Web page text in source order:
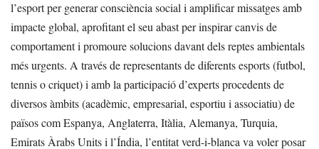
l’esport per generar consciència social i amplificar missatges amb
impacte global, aprofitant el seu abast per inspirar canvis de
comportament i promoure solucions davant dels reptes ambientals
més urgents. A través de representants de diferents esports (futbol,
tennis o criquet) i amb la participació d’experts procedents de
diversos àmbits (acadèmic, empresarial, esportiu i associatiu) de
països com Espanya, Anglaterra, Itàlia, Alemanya, Turquia,
Emirats Àrabs Units i l’Índia, l’entitat verd-i-blanca va voler posar